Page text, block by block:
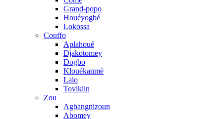
Grand-popo
Houéyogbé
Lokossa
Couffo
Aplahoué
Djakotomey
Dogbo
Klouékanmè
Lalo
Toviklin
Zou
Agbangnizoun
Abomey